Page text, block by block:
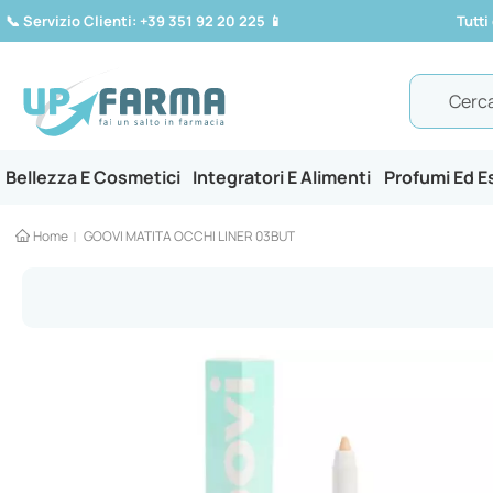
📞 Servizio Clienti: +39 351 92 20 225 📱 Tutti
Bellezza E Cosmetici Integratori E Alimenti Profumi Ed
Home GOOVI MATITA OCCHI LINER 03BUT